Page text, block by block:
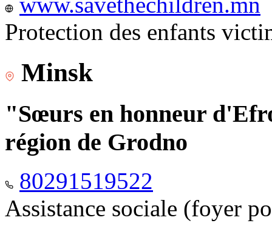
Protection des enfants
Minsk
"Sœurs en honneur
région de Grodno
80291519522
Assistance sociale (foyer